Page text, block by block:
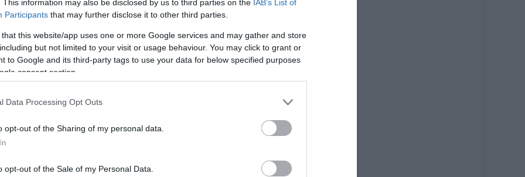
This information may also be disclosed by us to third parties on the IAB’s List of
Participants that may further disclose it to other third parties.
that this website/app uses one or more Google services and may gather and store
but not limited to your visit or usage behaviour. You may click to grant or
to Google and its third-party tags to use your data for below specified purposes
consent section.
Data Processing Opt Outs
opt-out of the Sharing of my personal data.
opt-out of the Sale of my Personal Data.